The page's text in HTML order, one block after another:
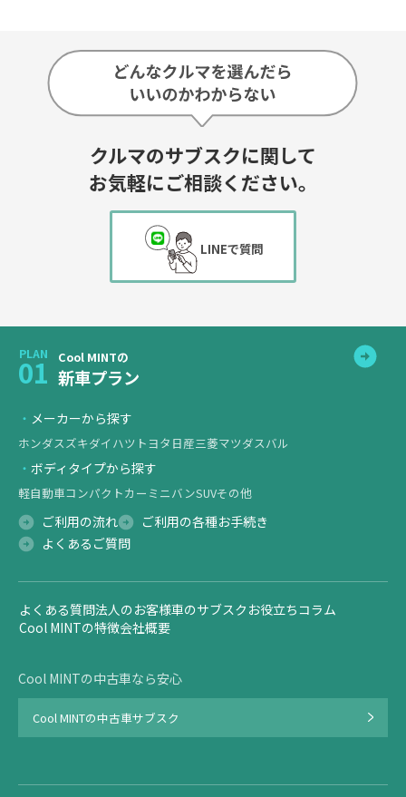
クルマのサブスクに関して
お気軽にご相談ください。
LINEで質問
PLAN
01 Cool MINTの
新車プラン
メーカーから探す
ホンダスズキダイハツ トヨタ 日産三菱マツダスバル
ボディタイプから探す
軽自動車コンパクトカー ミニバンSUVその他
ご利用の流れ
ご利用の各種お手続き
よくあるご質問
よくある質問法人のお客様車のサブスクお役立ちコラム
Cool MINTの特徴会社概要
Cool MINTの中古車なら安心
Cool MINTの中古車サブスク